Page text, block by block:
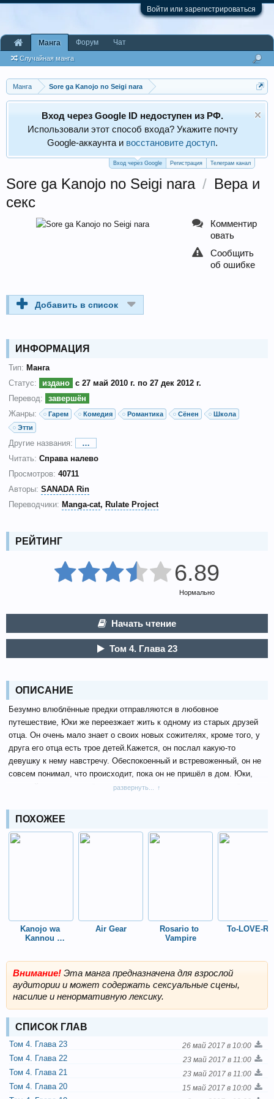
Войти или зарегистрироваться
Манга Sore ga Kanojo no Seigi nara
Вход через Google ID недоступен из РФ.
Использовали этот способ входа? Укажите почту
Google‑аккаунта и восстановите доступ.
Вход через Google Регистрация Телеграм канал
Sore ga Kanojo no Seigi nara / Вера и
секс
Добавить в список
ИНФОРМАЦИЯ
Тип: Манга
Статус:
издано с 27 май 2010 г. по 27 дек 2012 г.
Перевод:
завершён
Жанры:
Гарем Комедия Романтика Сёнен
Школа
Этти
Другие названия:
…
Читать: Справа налево
Просмотров: 40711
Авторы: SANADA Rin
Переводчики: Manga-cat Rulate Project
РЕЙТИНГ
6.89
Нормально
Начать чтение
Том 4. Глава 23
ОПИСАНИЕ
Безумно влюблённые предки отправляются в любовное
путешествие, Юки же переезжает жить к одному из старых друзей
отца. Он очень мало знает о своих новых сожителях, кроме того, у
друга его отца есть трое детей.Кажется, он послал какую-то
девушку к нему навстречу. Обеспокоенный и встревоженный, он не
совсем понимал, что происходит, пока он не пришёл в дом. Юки,
который очень мало общался с женщинами в жизни, теперь будет
романов, и она постоянно ставит своих трех дочерей в неловкие
сексуальные ситуации. Как Юки справиться со своей новой жизнью?
развернуть...
ПОХОЖЕЕ
Kanojo wa
Kannou
Air Gear
Rosario to
Vampire
To-LOVE-Ru
Внимание! Эта манга предназначена для взрослой
аудитории и может содержать сексуальные сцены,
насилие и ненормативную лексику.
СПИСОК ГЛАВ
26 май 2017 в 10:00
Том 4. Глава 23
23 май 2017 в 11:00
Том 4. Глава 22
23 май 2017 в 11:00
Том 4. Глава 21
15 май 2017 в 10:00
Том 4. Глава 20
Манга
Случайная манга
Форум Чат